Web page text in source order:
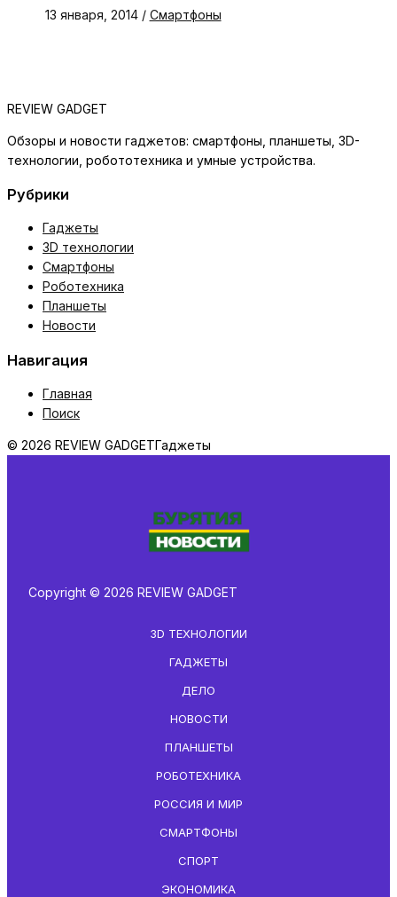
13 января, 2014 / Смартфоны
REVIEW GADGET
Обзоры и новости гаджетов: смартфоны, планшеты, 3D-
технологии, робототехника и умные устройства.
Рубрики
Гаджеты
3D технологии
Смартфоны
Роботехника
Планшеты
Новости
Навигация
Главная
Поиск
© 2026 REVIEW GADGETГаджеты
Copyright © 2026 REVIEW GADGET
3D ТЕХНОЛОГИИ
ГАДЖЕТЫ
ДЕЛО
НОВОСТИ
ПЛАНШЕТЫ
РОБОТЕХНИКА
РОССИЯ И МИР
СМАРТФОНЫ
СПОРТ
ЭКОНОМИКА